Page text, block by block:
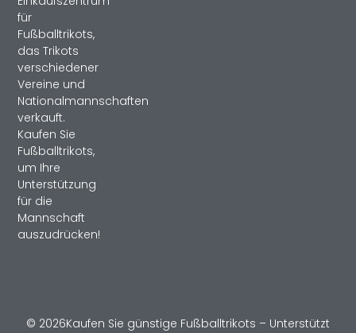
für
Fußballtrikots,
das Trikots
verschiedener
Vereine und
Nationalmannschaften
verkauft.
Kaufen Sie
Fußballtrikots,
um Ihre
Unterstützung
für die
Mannschaft
auszudrücken!
© 2026Kaufen Sie günstige Fußballtrikots – Unterstützt